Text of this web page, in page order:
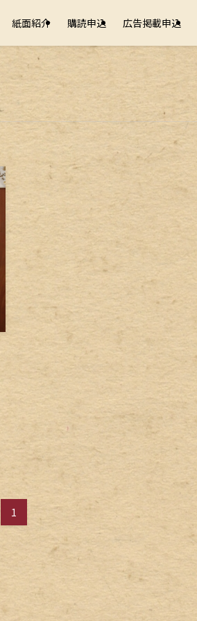
紙面紹介 購読申込 広告掲載申込
1